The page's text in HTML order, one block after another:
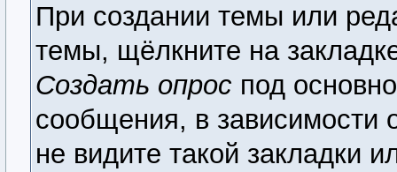
При создании темы или
темы, щёлкните на
Создать опрос под
сообщения, в зависимости
не видите такой закладки